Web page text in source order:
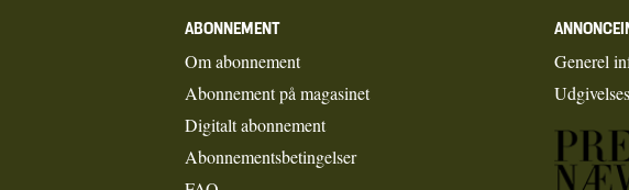
ABONNEMENT
Om abonnement
Abonnement på magasinet
Digitalt abonnement
Abonnementsbetingelser
Generel